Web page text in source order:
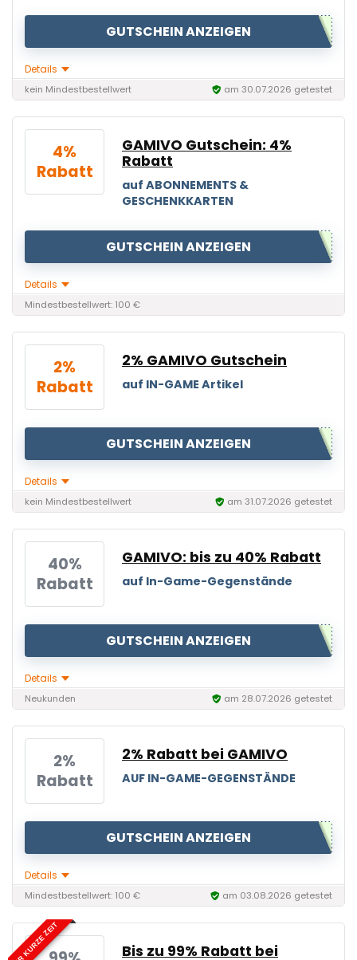
GUTSCHEIN ANZEIGEN
Details
kein Mindestbestellwert am 30.07.2026 getestet
4%
Rabatt
GAMIVO Gutschein: 4%
Rabatt
auf ABONNEMENTS &
GESCHENKKARTEN
GUTSCHEIN ANZEIGEN
Details
Mindestbestellwert: 100 €
2%
Rabatt
2% GAMIVO Gutschein
auf IN-GAME Artikel
GUTSCHEIN ANZEIGEN
Details
kein Mindestbestellwert am 31.07.2026 getestet
40%
Rabatt
GAMIVO: bis zu 40% Rabatt
auf In-Game-Gegenstände
GUTSCHEIN ANZEIGEN
Details
Neukunden am 28.07.2026 getestet
2%
Rabatt
2% Rabatt bei GAMIVO
AUF IN-GAME-GEGENSTÄNDE
GUTSCHEIN ANZEIGEN
Details
Mindestbestellwert: 100 € am 03.08.2026 getestet
NUR KURZE ZEIT
Bis zu 99% Rabatt bei